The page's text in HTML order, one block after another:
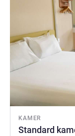
KAMER
Standard